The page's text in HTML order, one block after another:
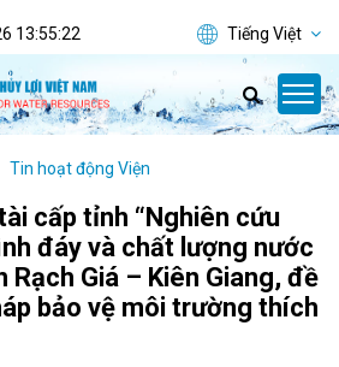
13:55:23 Tiếng Việt
Tin hoạt động Viện
cấp tỉnh “Nghiên cứu
đáy và chất lượng nước
Rạch Giá – Kiên Giang, đề
bảo vệ môi trường thích